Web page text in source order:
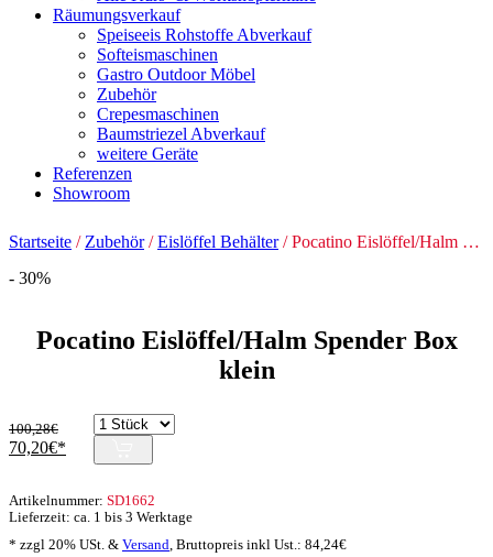
Räumungsverkauf
Speiseeis Rohstoffe Abverkauf
Softeismaschinen
Gastro Outdoor Möbel
Zubehör
Crepesmaschinen
Baumstriezel Abverkauf
weitere Geräte
Referenzen
Showroom
Startseite / Zubehör/Eislöffel Behälter/ Pocatino Eislöffel/Halm Spender Box klein
- 30%
Pocatino Eislöffel/Halm Spender Box
klein
100,28€
Ursprünglicher
100,28€
70,20€
Preis
70,20€.
* zzgl 20% USt. & Versand Bruttopreis inkl Ust.: 84,24€
Artikelnummer: SD1662
Lieferzeit: ca. 1 bis 3 Werktage